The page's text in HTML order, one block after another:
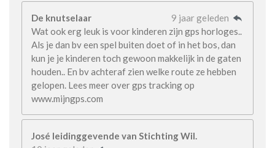
De knutselaar
9 jaar geleden
Wat ook erg leuk is voor kinderen zijn gps horloges..
Als je dan bv een spel buiten doet of in het bos, dan
kun je je kinderen toch gewoon makkelijk in de gaten
houden.. En bv achteraf zien welke route ze hebben
gelopen. Lees meer over gps tracking op
www.mijngps.com
José leidinggevende van Stichting Wil.